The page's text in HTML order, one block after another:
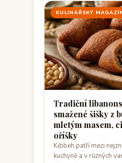
KULINÁŘSKÝ
Tradiční
smažené šišky z
mletým masem,
oříšky
Kibbeh patří mezi
kuchyně a v různých